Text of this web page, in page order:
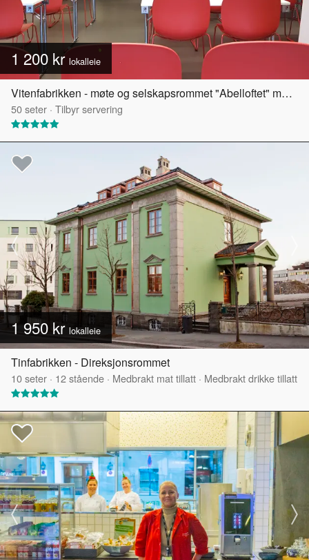
1 200 kr lokalleie
Vitenfabrikken - møte og selskapsrommet "Abelloftet" med egen takterrasse
50seter · Tilbyr servering
1 950 krlokalleie
Tinfabrikken - Direksjonsrommet
10seter · 12stående · Medbrakt mat tillatt · Medbrakt drikke tillatt